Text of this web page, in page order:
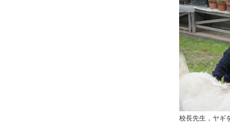
校長先生，ヤギをさ